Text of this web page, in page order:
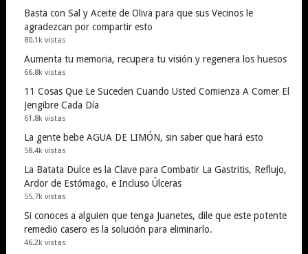
Basta con Sal y Aceite de Oliva para que sus Vecinos le
agradezcan por compartir esto
80.1k vistas
Aumenta tu memoria, recupera tu visión y regenera los huesos
66.8k vistas
11 Cosas Que Le Suceden Cuando Usted Comienza A Comer El
Jengibre Cada Día
61.8k vistas
La gente bebe AGUA DE LIMÓN, sin saber que hará esto
58.4k vistas
La Batata Dulce es la Clave para Combatir La Gastritis, Reflujo,
Ardor de Estómago, e Incluso Úlceras
55.7k vistas
Si conoces a alguien que tenga Juanetes, dile que este potente
remedio casero es la solución para eliminarlo.
46.2k vistas